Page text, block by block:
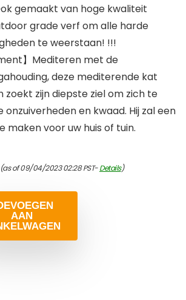
gemaakt van hoge kwaliteit
grade verf om alle harde
te weerstaan! !!!
】Mediteren met de
deze mediterende kat
zoekt zijn diepste ziel om zich te
onzuiverheden en kwaad. Hij zal een
maken voor uw huis of tuin.
of 09/04/2023 02:28 PST-Details)
AAN